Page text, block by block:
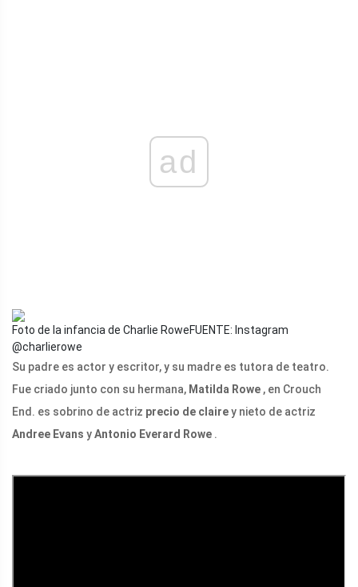
ad
Foto de la infancia de Charlie RoweFUENTE: Instagram
@charlierowe
Su padre es actor y escritor, y su madre es tutora de teatro.
Fue criado junto con su hermana, Matilda Rowe , en Crouch
End. es sobrino de actriz precio de clairey nieto de actriz
Andree Evans yAntonio Everard Rowe .